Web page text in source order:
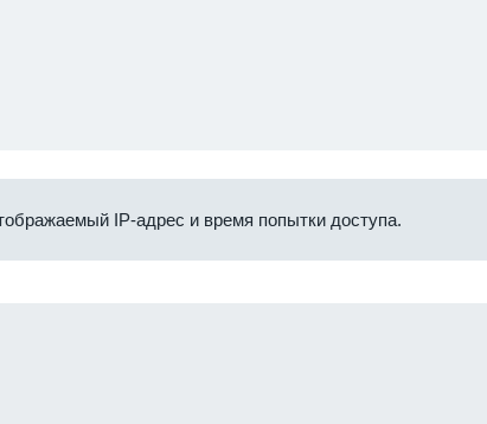
IP-адрес и время попытки доступа.